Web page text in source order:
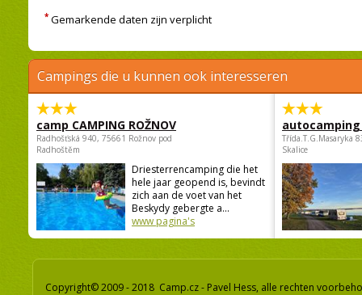
* Gemarkende daten zijn verplicht
Campings die u kunnen ook interesseren
camp CAMPING ROŽNOV
Radhošťská 940, 75661 Rožnov pod
Radhoštěm
Driesterrencamping die het
hele jaar geopend is, bevindt
zich aan de voet van het
Beskydy gebergte a...
www pagina's
autocamping
Třída.T.G.Masaryka
Skalice
Copyright© 2009 - 2018 Camp.cz - Pavel Hess, alle rechten